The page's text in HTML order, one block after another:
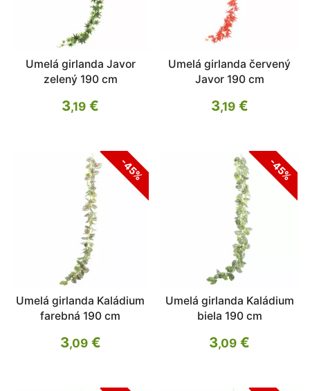
Umelá girlanda Javor
zelený 190 cm
3,19 €
Umelá girlanda červený
Javor 190 cm
3,19€
-45%
Umelá girlanda Kaládium
farebná 190 cm
3,09€
-45%
Umelá girlanda Kaládium
biela 190 cm
3,09 €